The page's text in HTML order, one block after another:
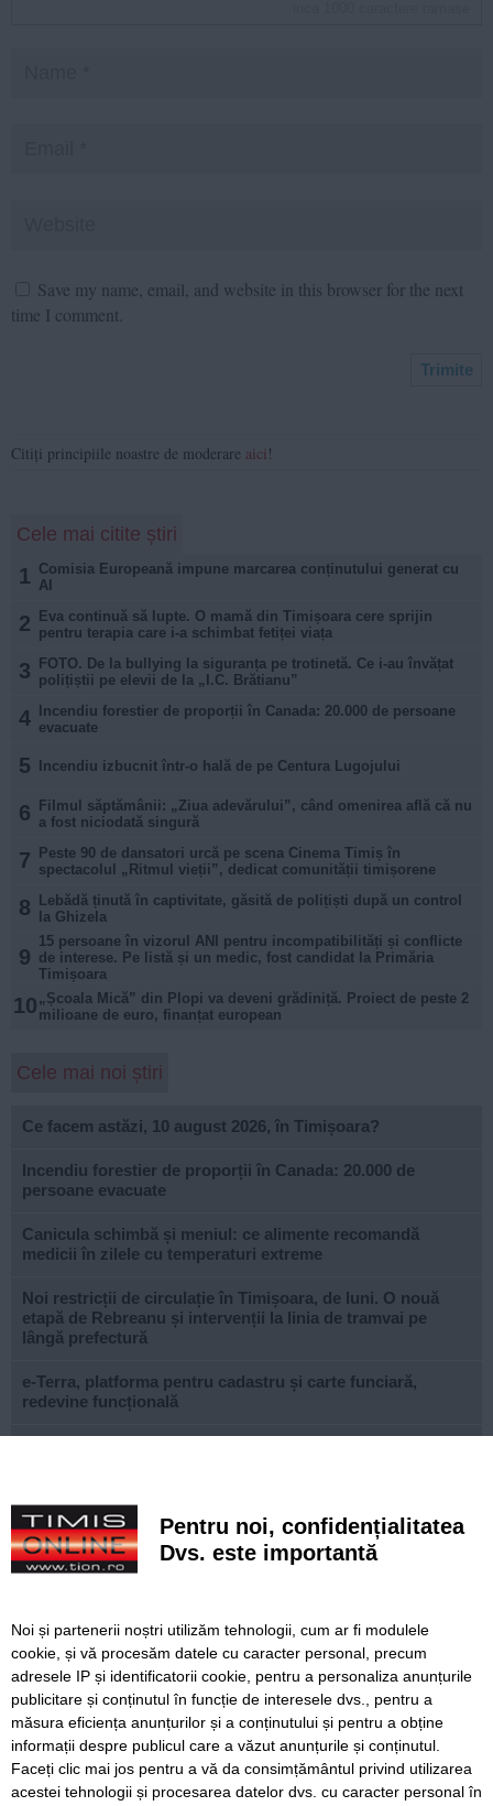
Save my name, email, and website in this browser for the next
time I comment.
Citiți principiile noastre de moderare aici !
Cele mai citite știri
1 Comisia Europeană impune marcarea conținutului generat cu
AI
2
Eva continuă să lupte. O mamă din Timișoara cere sprijin
pentru terapia care i-a schimbat fetiței viața
3
FOTO. De la bullying la siguranța pe trotinetă. Ce i-au învățat
polițiștii pe elevii de la „I.C. Brătianu”
4
Incendiu forestier de proporții în Canada: 20.000 de persoane
evacuate
5 Incendiu izbucnit într-o hală de pe Centura Lugojului
6
Filmul săptămânii: „Ziua adevărului”, când omenirea află că nu
a fost niciodată singură
7
Peste 90 de dansatori urcă pe scena Cinema Timiș în
spectacolul „Ritmul vieții”, dedicat comunității timișorene
8
Lebădă ținută în captivitate, găsită de polițiști după un control
la Ghizela
9
15 persoane în vizorul ANI pentru incompatibilități și conflicte
de interese. Pe listă și un medic, fost candidat la Primăria
Timișoara
10 „Școala Mică” din Plopi va deveni grădiniță. Proiect de peste 2
milioane de euro, finanțat european
Cele mai noi știri
Ce facem astăzi, 10 august 2026, în Timișoara?
Incendiu forestier de proporții în Canada: 20.000 de
persoane evacuate
Canicula schimbă și meniul: ce alimente recomandă
medicii în zilele cu temperaturi extreme
Noi restricții de circulație în Timișoara, de luni. O nouă
etapă de Rebreanu și intervenții la linia de tramvai pe
lângă prefectură
e-Terra, platforma pentru cadastru și carte funciară,
redevine funcțională
Ce facem astăzi, 9 august 2026, în Timișoara?
Misterioso! Început romantic de stagiune la Opera din
Construcție impresionantă din Imperiul Roman, scoasă la
iveală de nivelul scăzut al Dunării
Continuă modernizarea centrului pietonal al Lugojului.
Contract de 21 de milioane de lei, finanțat european
Pentru noi, confidențialitatea
Dvs. este importantă
Noi și partenerii noștri utilizăm tehnologii, cum ar fi modulele
cookie, și vă procesăm datele cu caracter personal, precum
adresele IP și identificatorii cookie, pentru a personaliza anunțurile
publicitare și conținutul în funcție de interesele dvs., pentru a
măsura eficiența anunțurilor și a conținutului și pentru a obține
informații despre publicul care a văzut anunțurile și conținutul.
Faceți clic mai jos pentru a vă da consimțământul privind utilizarea
acestei tehnologii și procesarea datelor dvs. cu caracter personal în